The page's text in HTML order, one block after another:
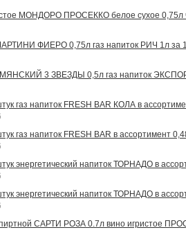
МОНДОРО ПРОСЕККО белое сухое 0,75л
ФИЕРО 0,75л газ напиток РИЧ 1л за 1
3 ЗВЕЗДЫ 0,5л газ напиток
газ напиток FRESH BAR КОЛА в
газ напиток FRESH BAR в ассортимент
энергетический напиток ТОРНАДО в
энергетический напиток ТОРНАДО в
САРТИ РОЗА 0.7л вино игристое